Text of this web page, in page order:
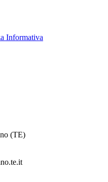
Informativa
(TE)